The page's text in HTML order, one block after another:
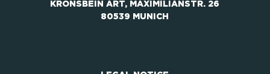
KRONSBEIN ART, MAXIMILIANSTR. 26
80539 MUNICH